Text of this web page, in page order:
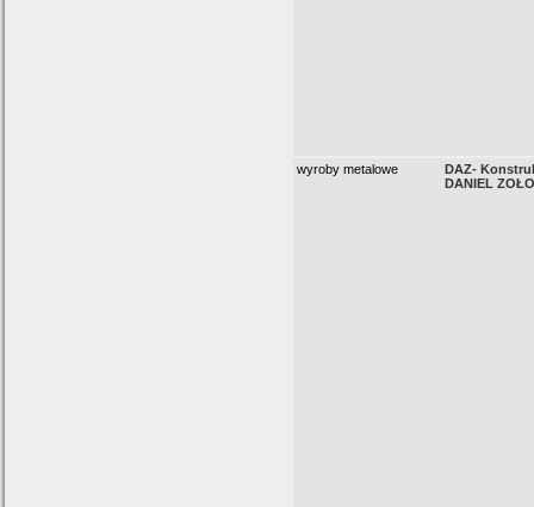
wyroby metalowe
DAZ-
DANIEL